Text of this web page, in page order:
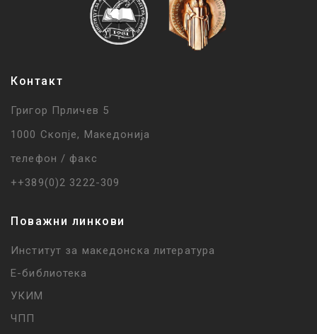
Контакт
Григор Прличев 5
1000 Скопје, Македонија
телефон / факс
++389(0)2 3222-309
Поважни линкови
Институт за македонска литература
Е-библиотека
УКИМ
ЧПП